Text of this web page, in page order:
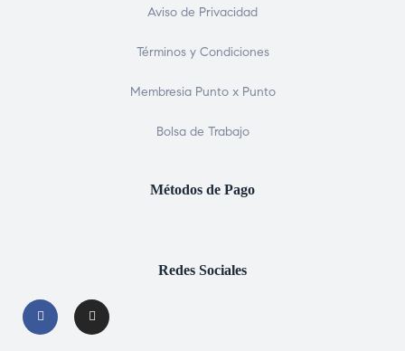
Aviso de Privacidad
Términos y Condiciones
Membresia Punto x Punto
Bolsa de Trabajo
Métodos de Pago
Redes Sociales